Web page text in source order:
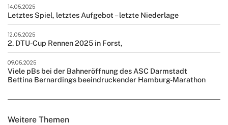
14.05.2025
Letztes Spiel, letztes Aufgebot – letzte Niederlage
12.05.2025
2. DTU-Cup Rennen 2025 in Forst,
09.05.2025
Viele pBs bei der Bahneröffnung des ASC Darmstadt
Bettina Bernardings beeindruckender Hamburg-Marathon
Weitere Themen